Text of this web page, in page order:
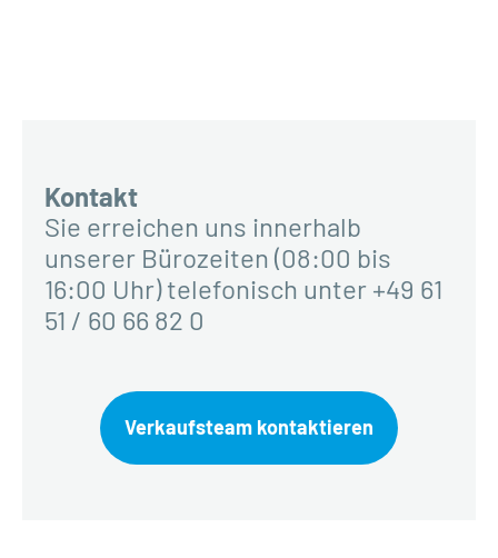
Kontakt
Sie erreichen uns innerhalb
unserer Bürozeiten (08:00 bis
16:00 Uhr) telefonisch unter +49 61
51 / 60 66 82 0
Verkaufsteam kontaktieren